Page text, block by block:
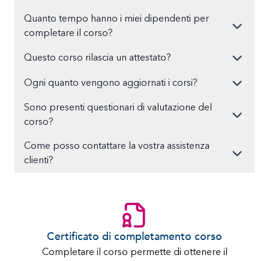
Quanto tempo hanno i miei dipendenti per
completare il corso?
Questo corso rilascia un attestato?
Ogni quanto vengono aggiornati i corsi?
Sono presenti questionari di valutazione del
corso?
Come posso contattare la vostra assistenza
clienti?
Certificato di completamento corso
Completare il corso permette di ottenere il